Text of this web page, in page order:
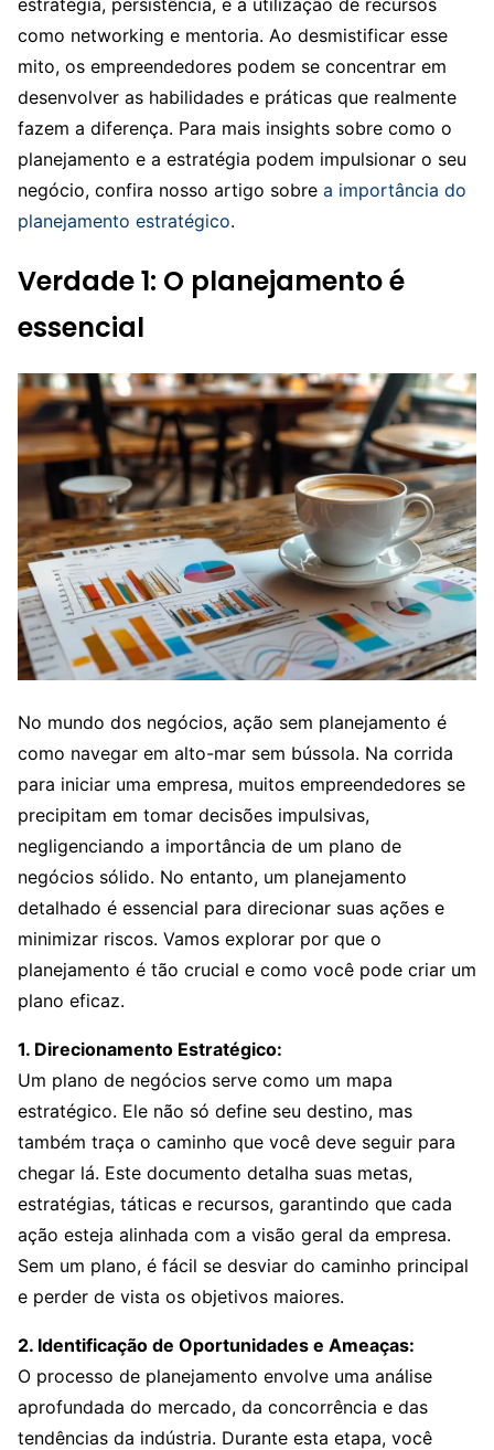
estratégia, persistência, e a utilização de recursos
como networking e mentoria. Ao desmistificar esse
mito, os empreendedores podem se concentrar em
desenvolver as habilidades e práticas que realmente
fazem a diferença. Para mais insights sobre como o
planejamento e a estratégia podem impulsionar o seu
negócio, confira nosso artigo sobre a importância do
planejamento estratégico.
Verdade 1: O planejamento é
essencial
No mundo dos negócios, ação sem planejamento é
como navegar em alto-mar sem bússola. Na corrida
para iniciar uma empresa, muitos empreendedores se
precipitam em tomar decisões impulsivas,
negligenciando a importância de um plano de
negócios sólido. No entanto, um planejamento
detalhado é essencial para direcionar suas ações e
minimizar riscos. Vamos explorar por que o
planejamento é tão crucial e como você pode criar um
plano eficaz.
1. Direcionamento Estratégico:
Um plano de negócios serve como um mapa
estratégico. Ele não só define seu destino, mas
também traça o caminho que você deve seguir para
chegar lá. Este documento detalha suas metas,
estratégias, táticas e recursos, garantindo que cada
ação esteja alinhada com a visão geral da empresa.
Sem um plano, é fácil se desviar do caminho principal
e perder de vista os objetivos maiores.
2. Identificação de Oportunidades e Ameaças:
O processo de planejamento envolve uma análise
aprofundada do mercado, da concorrência e das
tendências da indústria. Durante esta etapa, você